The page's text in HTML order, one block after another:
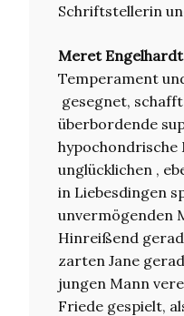
Schriftstellerin
Meret Engelhardt
Temperament
gesegnet,
überbordende
hypochondrische
unglücklichen ,
in Liebesdingen
unvermögenden
Hinreißend
zarten Jane
jungen Mann
Friede gespielt,